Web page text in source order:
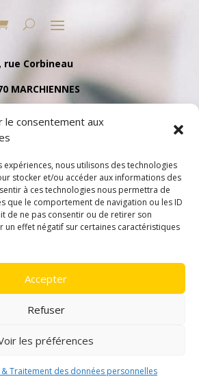
le consentement aux
nous utilisons des technologies
stocker et/ou accéder aux informations des
à ces technologies nous permettra de
que le comportement de navigation ou les ID
de ne pas consentir ou de retirer son
un effet négatif sur certaines caractéristiques
Accepter
Refuser
les préférences
Traitement des données personnelles
rue Corbineau
MARCHIENNES